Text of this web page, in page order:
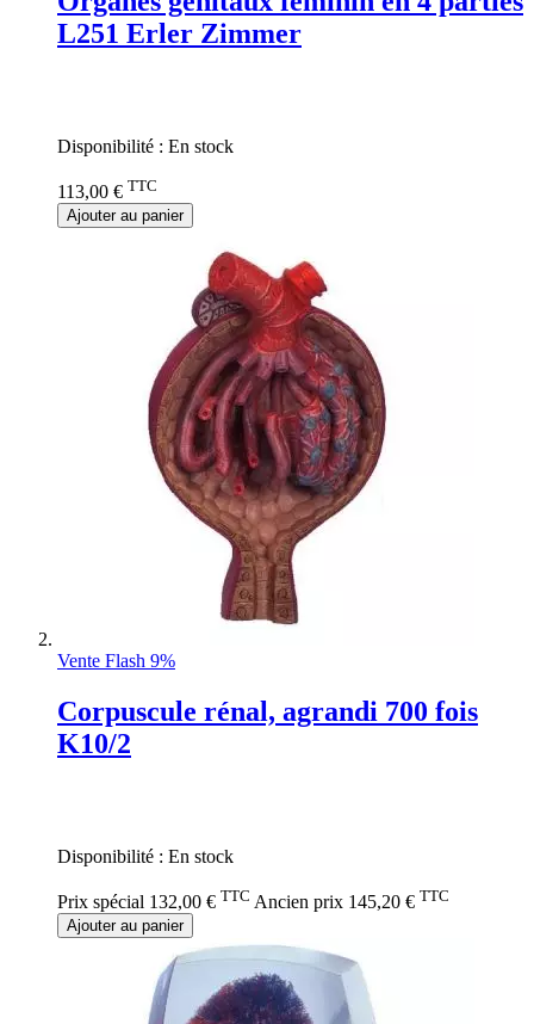
L251 Erler Zimmer
Disponibilité : En stock
113,00 € TTC
Ajouter au panier
Vente Flash 9%
Corpuscule rénal, agrandi 700 fois
K10/2
Disponibilité : En stock
Prix spécial 132,00 € TTC Ancien prix 145,20 € TTC
Ajouter au panier